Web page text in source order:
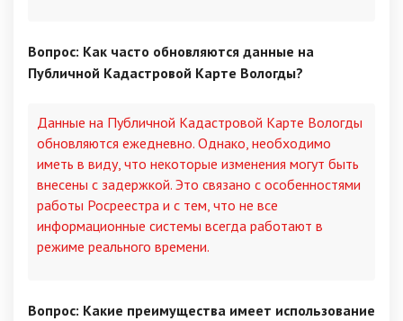
Вопрос: Как часто обновляются данные на
Публичной Кадастровой Карте Вологды?
Данные на Публичной Кадастровой Карте Вологды
обновляются ежедневно. Однако, необходимо
иметь в виду, что некоторые изменения могут быть
внесены с задержкой. Это связано с особенностями
работы Росреестра и с тем, что не все
информационные системы всегда работают в
режиме реального времени.
Вопрос: Какие преимущества имеет использование